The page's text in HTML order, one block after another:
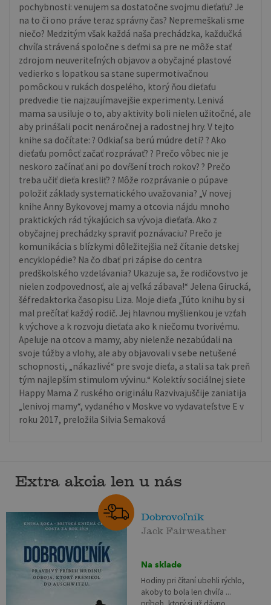
pochybnosti: venujem sa dostatočne svojmu dieťaťu? Je
na to či ono práve teraz správny čas? Nepremeškali sme
niečo? Medzitým však každá naša prechádzka, každučká
chvíľa strávená spoločne s deťmi sa pre ne môže stať
zdrojom neuveriteľných objavov a obyčajné plastové
vedierko s lopatkou sa stane supermotivačnou
pomôckou v rukách dospelého, ktorý ňou dieťaťu
predvedie tie najzaujímavejšie experimenty. Lenivá
mama sa usiluje o to, aby aktivity boli nielen užitočné, ale
aby prinášali pocit nenáročnej a radostnej hry. V tejto
knihe sa dočítate: ? Odkiaľ sa berú múdre deti? ? Ako
dieťaťu pomôcť začať rozprávať? ? Prečo vôbec nie je
neskoro začínať ani po dovŕšení troch rokov? ? Prečo
treba učiť dieťa kresliť? ? Môže rozprávanie o púpave
položiť základy systematického uvažovania? „V novej
knihe Anny Bykovovej mamy a otcovia nájdu mnoho
praktických rád týkajúcich sa vývoja dieťaťa. Ako z
obyčajnej prechádzky spraviť poznávaciu? Prečo je
komunikácia s blízkymi dôležitejšia než čítanie detskej
encyklopédie? Na čo dbať pri zápise do centra
predškolského vzdelávania? Ukazuje sa, že rodičovstvo je
nielen zodpovednosť, ale aj veľká zábava!“ Jelena Girucká,
šéfredaktorka časopisu Liza. Moje dieťa „Túto knihu by si
mal prečítať každý rodič. Jej hlavnou myšlienkou je vzťah
k výchove a k rozvoju dieťaťa ako k niečomu tvorivému.
Apeluje na otcov a mamy, aby nielenže nezabúdali na
svoje túžby a vlohy, ale aby objavovali v sebe netušené
schopnosti, „nákazlivé“ pre svoje dieťa, a stali sa tak preň
tým najlepším stimulom vývinu.“ Kolektív sociálnej siete
Happy Mama Z ruského originálu Razvivajuščije zaniatija
„lenivoj mamy“, vydaného v Moskve vo vydavateľstve E v
roku 2017, preložila Silvia Semaková
Extra akcia len u nás
Dobrovoľník
Jack Fairweather
Na sklade
Hodiny pri čítaní ubehli rýchlo,
akoby to bola len chvíľa ...